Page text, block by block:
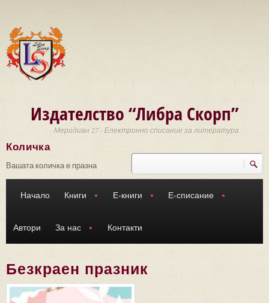
Издателство “Либра Скорп”
Меридиан 27 - Електронно списание за литература
Търси
Количка
Вашата количка е празна
Начало Книги Е-книги Е-списание
Автори За нас Контакти
Безкраен празник